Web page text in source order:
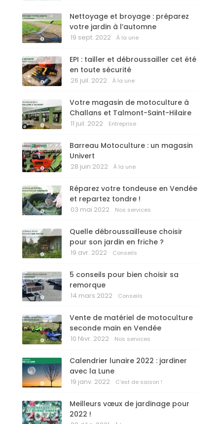
Nettoyage et broyage : préparez
votre jardin à l’automne
19 sept. 2022 À la une
EPI : tailler et débroussailler cet été
en toute sécurité
26 juil. 2022 À la une
Votre magasin de motoculture à
Challans et Talmont-Saint-Hilaire
11 juil. 2022 Entreprise
Barreau Motoculture : un magasin
Univert
28 juin 2022 À la une
Réparez votre tondeuse en Vendée
et repartez tondre !
03 mai 2022 Nos services
Quelle débroussailleuse choisir
pour son jardin en friche ?
19 avr. 2022 Conseils
5 conseils pour bien choisir sa
remorque
14 mars 2022 Conseils
Vente de matériel de motoculture
seconde main en Vendée
10 févr. 2022 Nos services
Calendrier lunaire 2022 : jardiner
avec la Lune
19 janv. 2022 C'est de saison !
Meilleurs vœux de jardinage pour
2022 !